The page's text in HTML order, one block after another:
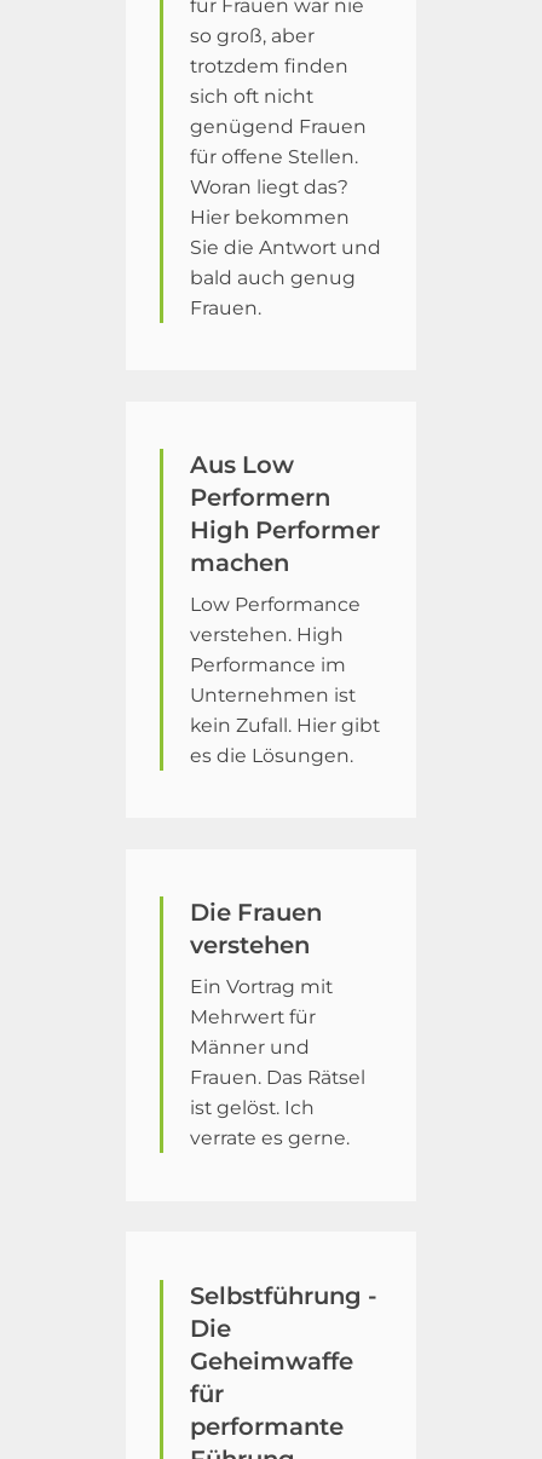
für Frauen war nie
so groß, aber
trotzdem finden
sich oft nicht
genügend Frauen
für offene Stellen.
Woran liegt das?
Hier bekommen
Sie die Antwort und
bald auch genug
Frauen.
Aus Low
Performern
High Performer
machen
Low Performance
verstehen. High
Performance im
Unternehmen ist
kein Zufall. Hier gibt
es die Lösungen.
Die Frauen
verstehen
Ein Vortrag mit
Mehrwert für
Männer und
Frauen. Das Rätsel
ist gelöst. Ich
verrate es gerne.
Selbstführung -
Die
Geheimwaffe
für
performante